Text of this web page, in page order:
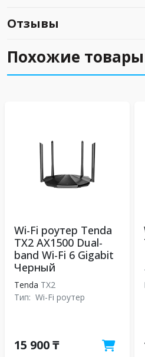
Отзывы
Похожие товары
Wi-Fi роутер Tenda
TX2 AX1500 Dual-
band Wi-Fi 6 Gigabit
Черный
Tenda TX2
Тип: Wi-Fi роутер
15 900 ₸